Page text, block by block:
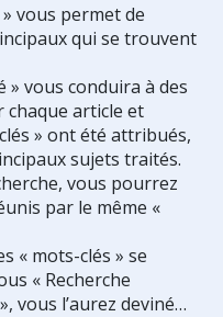
vous permet de
qui se trouvent
» vous conduira à des
chaque article et
» ont été attribués,
sujets traités.
vous pourrez
par le même «
« mots-clés » se
« Recherche
vous l’aurez deviné…